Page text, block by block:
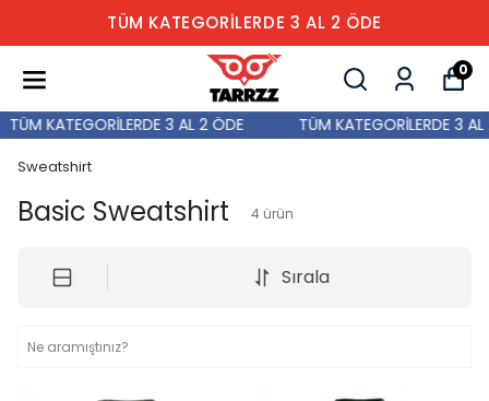
TÜM KATEGORİLERDE 3 AL 2 ÖDE
0
TÜM KATEGORİLERDE 3 AL 2 ÖDE TÜM KATEGORİLERDE 3 AL
Sweatshirt
Basic Sweatshirt 4 ürün
Sırala